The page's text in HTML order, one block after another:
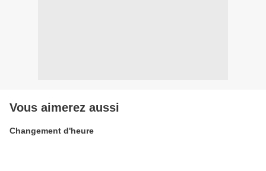
Vous aimerez aussi
Changement d'heure